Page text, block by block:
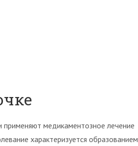
применяют медикаментозное лечение
характеризуется образованием